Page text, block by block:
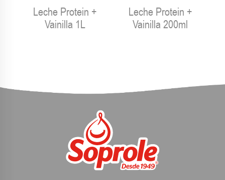
Leche Protein +
Vainilla 1L
Leche Protein +
Vainilla 200ml